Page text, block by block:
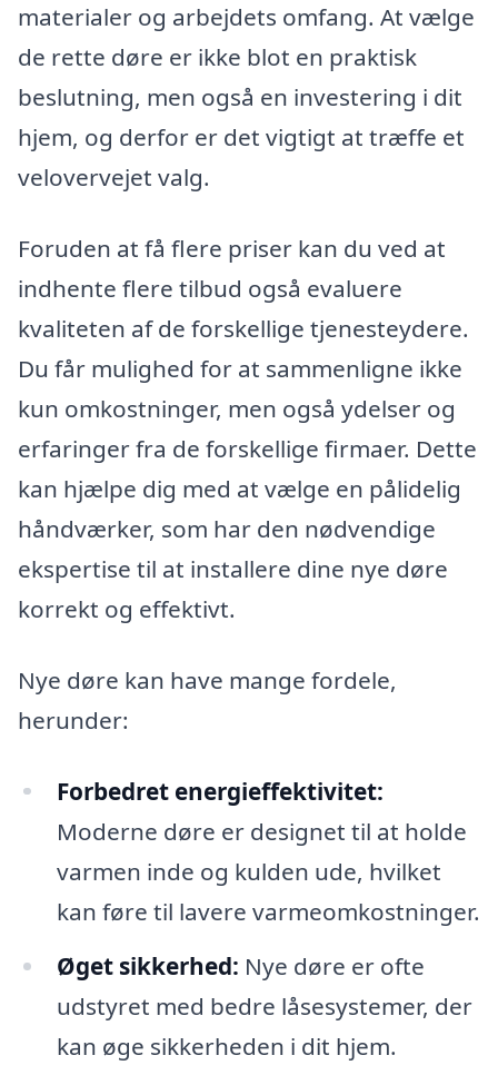
materialer og arbejdets omfang. At vælge
de rette døre er ikke blot en praktisk
beslutning, men også en investering i dit
hjem, og derfor er det vigtigt at træffe et
velovervejet valg.
Foruden at få flere priser kan du ved at
indhente flere tilbud også evaluere
kvaliteten af de forskellige tjenesteydere.
Du får mulighed for at sammenligne ikke
kun omkostninger, men også ydelser og
erfaringer fra de forskellige firmaer. Dette
kan hjælpe dig med at vælge en pålidelig
håndværker, som har den nødvendige
ekspertise til at installere dine nye døre
korrekt og effektivt.
Nye døre kan have mange fordele,
herunder:
Forbedret energieffektivitet:
Moderne døre er designet til at holde
varmen inde og kulden ude, hvilket
kan føre til lavere varmeomkostninger.
Øget sikkerhed: Nye døre er ofte
udstyret med bedre låsesystemer, der
kan øge sikkerheden i dit hjem.